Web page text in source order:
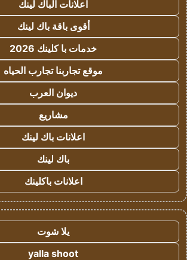
اعلانات الباك لينك
أقوى باقة باك لينك
خدمات با كلينك 2026
موقع تجاربنا تجارب الحياه
ديوان العرب
مشاريع
اعلانات باك لينك
باك لينك
اعلانات باكلينك
يلا شوت
yalla shoot